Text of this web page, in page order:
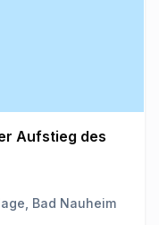
Aufstieg des
Bad Nauheim